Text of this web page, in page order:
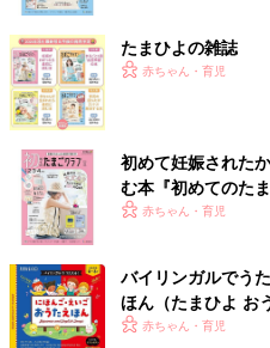
この日は、ほうれん草うどん納
ラ（全卵入り）、デザートにベ
離乳食はとろみがあるものが多
のはマスト。そんな中でかわい
食欲をそそる盛り付けをするこ
フラワー型の器
たまひよの雑誌
赤ちゃん・育児
初めて妊娠された
む本『初めてのた
赤ちゃん・育児
バイリンガルでう
ほん（たまひよ お
赤ちゃん・育児